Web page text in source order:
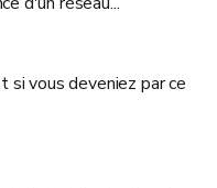
si vous deveniez par ce